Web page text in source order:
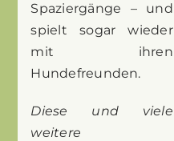
Spaziergänge – und
spielt sogar wieder
mit ihren
Hundefreunden.
Diese und viele
weitere